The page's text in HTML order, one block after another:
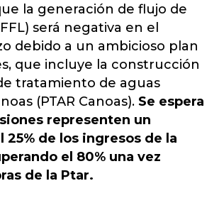
la generación de flujo de
será negativa en el
debido a un ambicioso plan
que incluye la construcción
tratamiento de aguas
(PTAR Canoas). Se espera
representen un
de los ingresos de la
el 80% una vez
de la Ptar.